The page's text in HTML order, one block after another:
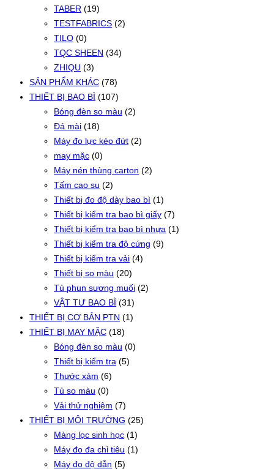
TABER (19)
TESTFABRICS (2)
TILO (0)
TQC SHEEN (34)
ZHIQU (3)
SẢN PHẨM KHÁC (78)
THIẾT BỊ BAO BÌ (107)
Bóng đèn so màu (2)
Đá mài (18)
Máy đo lực kéo đứt (2)
may mặc (0)
Máy nén thùng carton (2)
Tấm cao su (2)
Thiết bị đo độ dày bao bì (1)
Thiết bị kiểm tra bao bì giấy (7)
Thiết bị kiểm tra bao bì nhựa (1)
Thiết bị kiểm tra độ cứng (9)
Thiết bị kiểm tra vải (4)
Thiết bị so màu (20)
Tủ phun sương muối (2)
VẬT TƯ BAO BÌ (31)
THIẾT BỊ CƠ BẢN PTN (1)
THIẾT BỊ MAY MẶC (18)
Bóng đèn so màu (0)
Thiết bị kiểm tra (5)
Thước xám (6)
Tủ so màu (0)
Vải thử nghiệm (7)
THIẾT BỊ MÔI TRƯỜNG (25)
Màng lọc sinh học (1)
Máy đo đa chỉ tiêu (1)
Máy đo độ dẫn (5)